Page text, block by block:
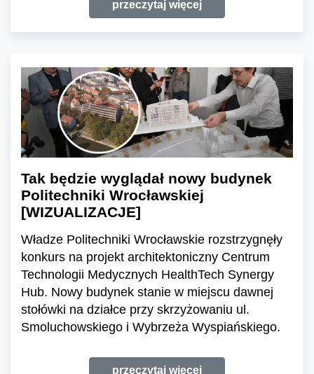
przeczytaj więcej
Tak będzie wyglądał nowy budynek
Politechniki Wrocławskiej
[WIZUALIZACJE]
Władze Politechniki Wrocławskie rozstrzygnęły
konkurs na projekt architektoniczny Centrum
Technologii Medycznych HealthTech Synergy
Hub. Nowy budynek stanie w miejscu dawnej
stołówki na działce przy skrzyżowaniu ul.
Smoluchowskiego i Wybrzeża Wyspiańskiego.
przeczytaj więcej